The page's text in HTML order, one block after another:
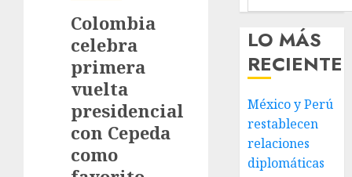
Colombia
celebra
primera
vuelta
presidencial
con Cepeda
como
LO MÁS
RECIENTE
México y Perú
restablecen
relaciones
diplomáticas